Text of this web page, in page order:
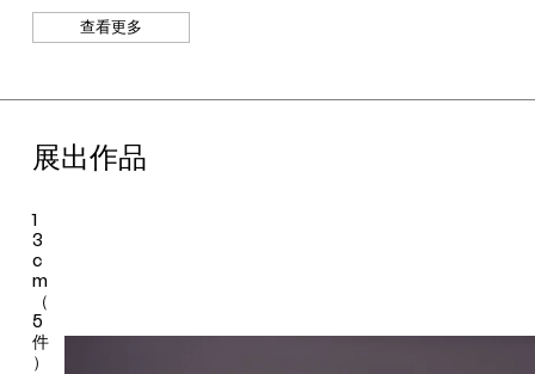
多元、兼容的文化态度出发，对国际视野下陶瓷艺术创作方法论的
面到空间维度的几何化简，以及对历史图腾、城市文明与心灵觉知
张尧共同策划。
特造型闻名于世。为在全球化浪潮中重新定义美浓烧的艺术价值，
岐阜县于1986年创办“美浓国际陶瓷节”，吸引了来自世界各地的陶
瓷艺术家和爱好者，成为一个激发创新、促进文化交流的国际平
台。历届陶瓷节获奖作品被收藏于岐阜县现代陶艺美术馆，成为当
代陶艺发展的重要见证。本次展览汇聚全球各地艺术家的获奖作
品，他们运用丰富多元的艺术语言诠释陶艺的蜕变与重生，呈现出
查看更多
展出作品
件
.
1
1
3
c
m
（
5
件
）